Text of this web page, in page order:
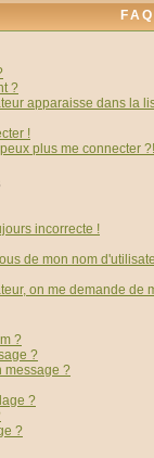
FAQ
?
apparaisse dans la
!
plus me connecter ?!
incorrecte !
de mon nom
on me demande de
?
?
message ?
?
?